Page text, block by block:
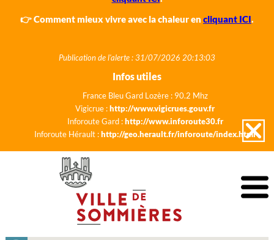
👉 Comment mieux vivre avec la chaleur en cliquant ICI.
Publication de l'alerte : 31/07/2026 20:13:03
Infos utiles
France Bleu Gard Lozère : 90.2 Mhz
Vigicrue :http://www.vigicrues.gouv.fr
Inforoute Gard :http://www.inforoute30.fr
Inforoute Hérault :http://geo.herault.fr/inforoute/index.html